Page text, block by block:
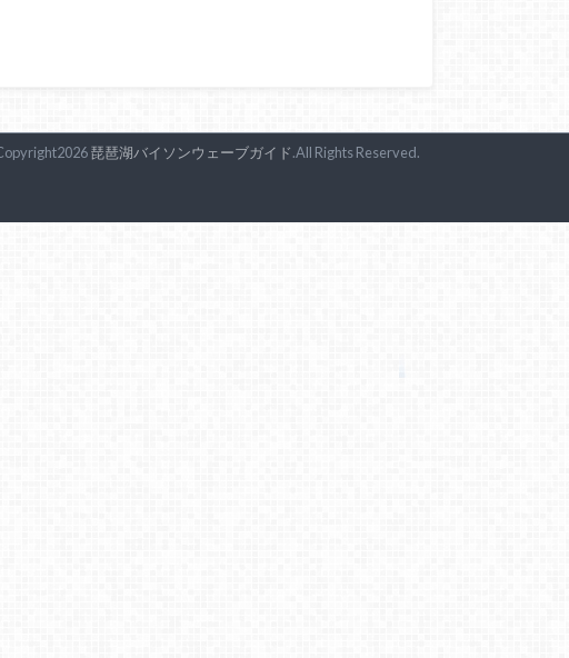
琵琶湖バイソンウェーブガイド.All Rights Reserved.